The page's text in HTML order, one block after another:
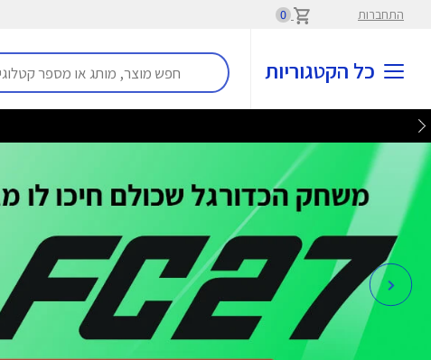
התחברות 0
כל הקטגוריות